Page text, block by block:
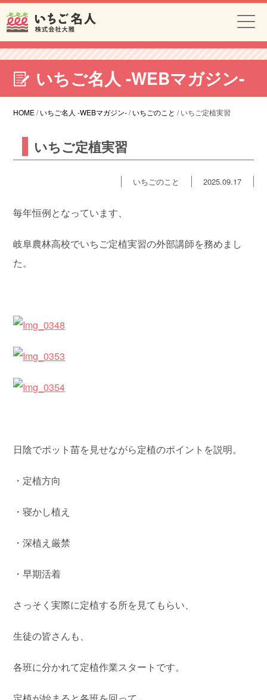
いちご名人 -WEBマガジン-
HOME/いちご名人 -WEBマガジン-/いちごのこと /いちご定植実習
いちご定植実習
いちごのこと 2025.09.17
毎年恒例となっています、
岐阜農林高校でいちご定植実習の外部講師を務めまし
た。
日陰でポット苗を見せながら定植のポイントを説明。
・定植方向
・寝かし植え
・深植え厳禁
・早期活着
さっそく実際に定植する所を見てもらい、
生徒の皆さんも、
各班に分かれて定植作業スタートです。